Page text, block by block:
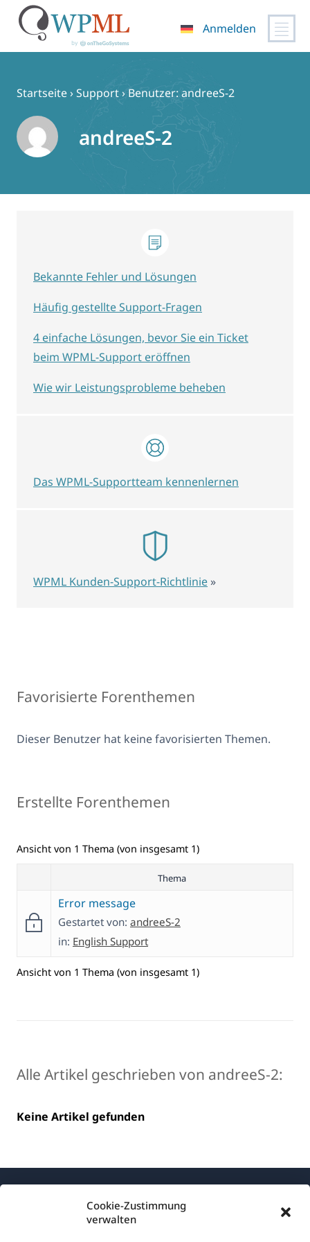
Cookie-Zustimmung
verwalten
springen
Anmelden
Startseite›Support› Benutzer: andreeS-2
andreeS-2
Favorisierte Forenthemen
Dieser Benutzer hat keine favorisierten Themen.
Erstellte Forenthemen
Ansicht von 1 Thema (von insgesamt 1)
Thema
Error message
Gestartet von: andreeS-2
in: English Support
Ansicht von 1 Thema (von insgesamt 1)
Alle Artikel geschrieben von andreeS-2:
Keine Artikel gefunden
Bekannte Fehler und Lösungen
Häufig gestellte Support-Fragen
4 einfache Lösungen, bevor Sie ein Ticket
beim WPML-Support eröffnen
Wie wir Leistungsprobleme beheben
Das WPML-Supportteam kennenlernen
WPML Kunden-Support-Richtlinie »